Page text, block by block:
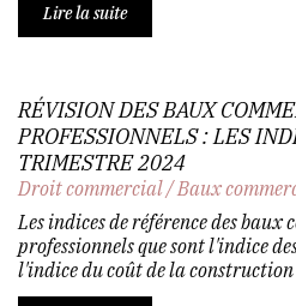
Lire la suite
RÉVISION DES BAUX
PROFESSIONNELS : LES
TRIMESTRE 2024
Droit commercial/Baux
Les indices de référence des baux
professionnels que sont l'indice
l'indice du coût de la construction